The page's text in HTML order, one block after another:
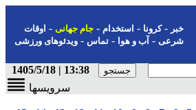
-کرونا-استخدام- جام جهانی-اوقات
شرعی-آب و هوا-تماس-ویدئوهای ورزشی
13:38 | 1405/5/18
سرویسها